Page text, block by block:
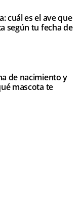
cuál es el ave que
según tu fecha de
de nacimiento y
mascota te